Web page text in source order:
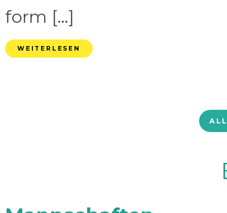
form […]
WEITERLESEN